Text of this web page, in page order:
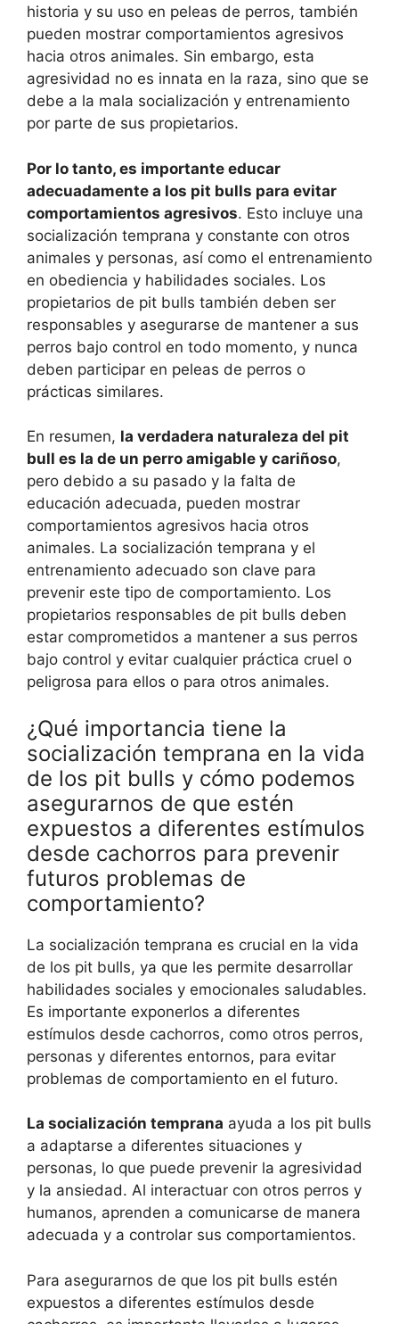
historia y su uso en peleas de perros, también
pueden mostrar comportamientos agresivos
hacia otros animales. Sin embargo, esta
agresividad no es innata en la raza, sino que se
debe a la mala socialización y entrenamiento
por parte de sus propietarios.
Por lo tanto, es importante educar
adecuadamente a los pit bulls para evitar
comportamientos agresivos. Esto incluye una
socialización temprana y constante con otros
animales y personas, así como el entrenamiento
en obediencia y habilidades sociales. Los
propietarios de pit bulls también deben ser
responsables y asegurarse de mantener a sus
perros bajo control en todo momento, y nunca
deben participar en peleas de perros o
prácticas similares.
En resumen, la verdadera naturaleza del pit
bull es la de un perro amigable y cariñoso,
pero debido a su pasado y la falta de
educación adecuada, pueden mostrar
comportamientos agresivos hacia otros
animales. La socialización temprana y el
entrenamiento adecuado son clave para
prevenir este tipo de comportamiento. Los
propietarios responsables de pit bulls deben
estar comprometidos a mantener a sus perros
bajo control y evitar cualquier práctica cruel o
peligrosa para ellos o para otros animales.
¿Qué importancia tiene la
socialización temprana en la vida
de los pit bulls y cómo podemos
asegurarnos de que estén
expuestos a diferentes estímulos
desde cachorros para prevenir
futuros problemas de
comportamiento?
La socialización temprana es crucial en la vida
de los pit bulls, ya que les permite desarrollar
habilidades sociales y emocionales saludables.
Es importante exponerlos a diferentes
estímulos desde cachorros, como otros perros,
personas y diferentes entornos, para evitar
problemas de comportamiento en el futuro.
La socialización temprana ayuda a los pit bulls
a adaptarse a diferentes situaciones y
personas, lo que puede prevenir la agresividad
y la ansiedad. Al interactuar con otros perros y
humanos, aprenden a comunicarse de manera
adecuada y a controlar sus comportamientos.
Para asegurarnos de que los pit bulls estén
expuestos a diferentes estímulos desde